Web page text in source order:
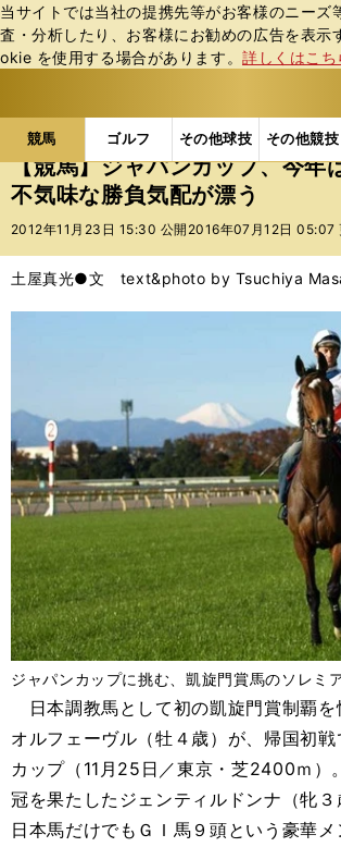
当サイトでは当社の提携先等がお客様のニーズ
査・分析したり、お客様にお勧めの広告を表⽰
okie を使⽤する場合があります。詳しくはこち
競馬 ゴルフ その他球技 その他競技
b
ス
ポ
ル
バ
競馬の記事一覧 競馬 【競馬】
【競馬】ジャパンカップ、今年
不気味な勝負気配が漂う
2012年11月23日 15:30 公開 2016年07月12日 05:07
土屋真光●文 text&photo by Tsuchiya
ジャパンカップに挑む、凱旋門賞馬のソレミア
日本調教馬として初の凱旋門賞制覇を
オルフェーヴル（牡４歳）が、帰国初
カップ（11月25日／東京・芝2400ｍ）
冠を果たしたジェンティルドンナ（牝３
日本馬だけでもＧＩ馬９頭という豪華メ